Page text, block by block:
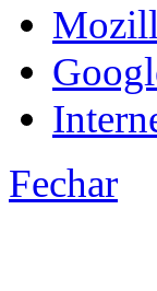
Fechar